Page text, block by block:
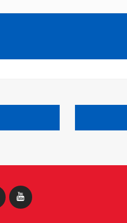
YouTube